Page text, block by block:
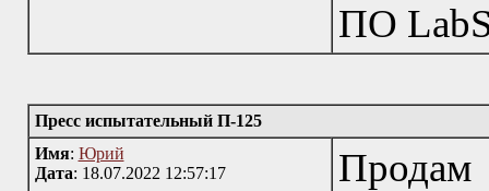
ПО
Пресс испытательный П-125
Имя: Юрий
Дата: 18.07.2022 12:57:17
Продам